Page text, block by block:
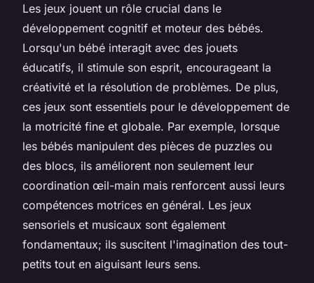
Les jeux jouent un rôle crucial dans le
développement cognitif et moteur des bébés.
Lorsqu'un bébé interagit avec des jouets
éducatifs, il stimule son esprit, encourageant la
créativité et la résolution de problèmes. De plus,
ces jeux sont essentiels pour le développement de
la motricité fine et globale. Par exemple, lorsque
les bébés manipulent des pièces de puzzles ou
des blocs, ils améliorent non seulement leur
coordination œil-main mais renforcent aussi leurs
compétences motrices en général. Les jeux
sensoriels et musicaux sont également
fondamentaux; ils suscitent l'imagination des tout-
petits tout en aiguisant leurs sens.